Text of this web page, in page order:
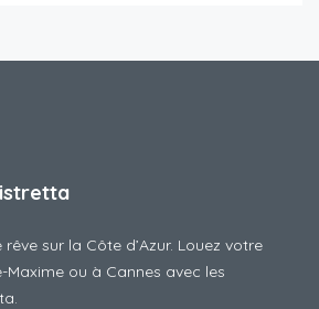
sur la Côte d’Azur. Louez votre
ou à Cannes avec les